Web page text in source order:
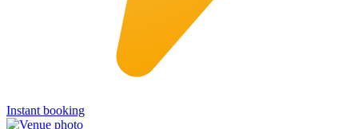
Instant booking